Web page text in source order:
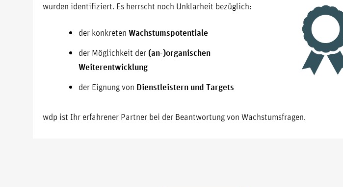
wurden identifiziert. Es herrscht noch Unklarheit bezüglich:
der konkreten Wachstumspotentiale
der Möglichkeit der (an-)organischen
Weiterentwicklung
der Eignung von Dienstleistern und Targets
wdp ist Ihr erfahrener Partner bei der Beantwortung von Wachstumsfragen.